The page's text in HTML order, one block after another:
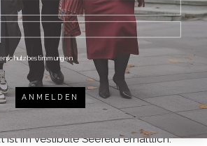
Reissverschluss vorne
und Gesässtaschen
Tarnmuster in Schwarz und Braun
("Militare")
100% Baumwolle
Maschinenwäsche
cm gross und trägt die französische
Grösse 40.
ist im Vestibule Seefeld erhältlich.
ANMELDEN